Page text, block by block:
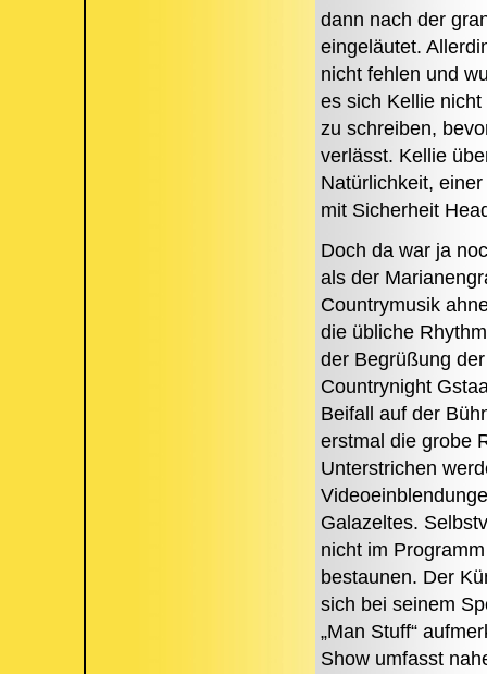
dann nach der
eingeläutet.
nicht fehlen und
es sich Kellie
zu schreiben,
verlässt. Kellie
Natürlichkeit,
mit Sicherheit
Doch da war ja
als der
Countrymusik
die übliche
der Begrüßung
Countrynight
Beifall auf der
erstmal die grobe
Unterstrichen
Galazeltes.
nicht im
bestaunen. Der
sich bei seinem
„Man Stuff“
Show umfasst